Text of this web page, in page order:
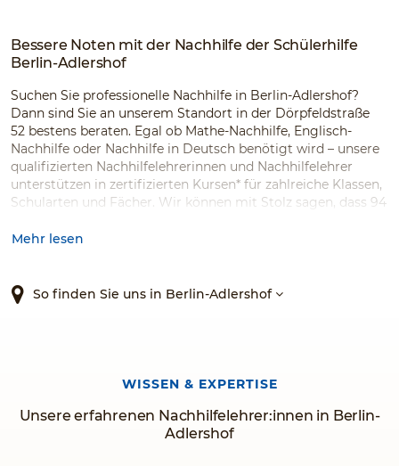
Bessere Noten mit der Nachhilfe der Schülerhilfe
Berlin-Adlershof
Suchen Sie professionelle Nachhilfe in Berlin-Adlershof?
Dann sind Sie an unserem Standort in der Dörpfeldstraße
52 bestens beraten. Egal ob Mathe-Nachhilfe, Englisch-
Nachhilfe oder Nachhilfe in Deutsch benötigt wird – unsere
qualifizierten Nachhilfelehrerinnen und Nachhilfelehrer
unterstützen in zertifizierten Kursen* für zahlreiche Klassen,
Schularten und Fächer. Wir können mit Stolz sagen, dass 94
Mehr lesen
So finden Sie uns in Berlin-Adlershof
Unsere erfahrenen Nachhilfelehrer:innen in Berlin-
Adlershof
WISSEN & EXPERTISE